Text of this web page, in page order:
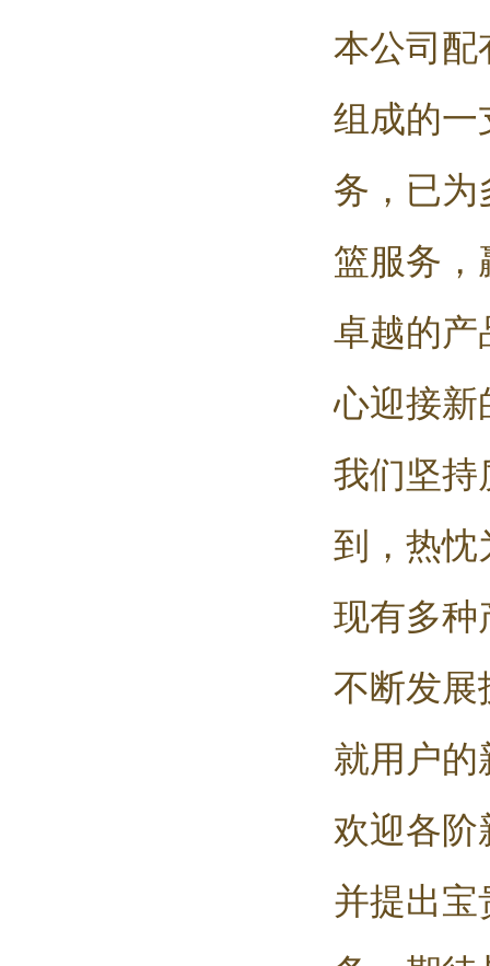
本公司
组成的
务，已
篮服务
卓越的
心迎接
我们坚
到，热
现有多
不断发
就用户
欢迎各
并提出